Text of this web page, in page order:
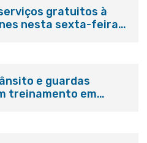
gratuitos à
nesta sexta-feira
e guardas
treinamento em